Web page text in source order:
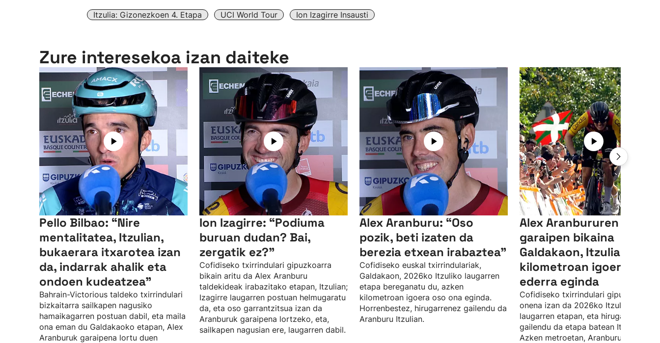
Itzulia: Gizonezkoen 4. Etapa UCI World Tour Ion Izagirre Insausti
Zure interesekoa izan daiteke
Pello Bilbao: “Nire
mentalitatea, Itzulian,
bukaerara itxarotea izan
da, indarrak ahalik eta
ondoen kudeatzea”
Bahrain-Victorious taldeko txirrindulari
bizkaitarra sailkapen nagusiko
hamaikagarren postuan dabil, eta maila
ona eman du Galdakaoko etapan, Alex
Aranburuk garaipena lortu duen
Ion Izagirre: “Podiuma
buruan dudan? Bai,
zergatik ez?”
Cofidiseko txirrindulari gipuzkoarra
bikain aritu da Alex Aranburu
taldekideak irabazitako etapan, Itzulian;
Izagirre laugarren postuan helmugaratu
da, eta oso garrantzitsua izan da
Aranburuk garaipena lortzeko, eta,
sailkapen nagusian ere, laugarren dabil.
Alex Aranburu: “Oso
pozik, beti izaten da
berezia etxean irabaztea”
Cofidiseko euskal txirrindulariak,
Galdakaon, 2026ko Itzuliko laugarren
etapa bereganatu du, azken
kilometroan igoera oso ona eginda.
Horrenbestez, hirugarrenez gailendu da
Aranburu Itzulian.
Alex Aranbururen
garaipen bikaina
Galdakaon, Itzulian,
kilometroan igoera
ederra eginda
Cofidiseko txirrindulari gipuzkoarra
onena izan da 2026ko Itzuliko
laugarren etapan, eta hirugarrenez
gailendu da etapa batean Itzulian.
Azken metroetan, Aranburuk Uno-X